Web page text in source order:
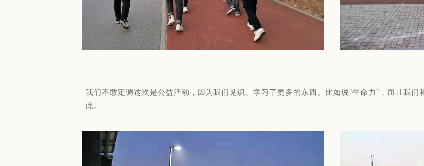
我们不敢定调这次是公益活动，因为我们见识、学习了更多的东西。比如说”生命力”，而且我
此。